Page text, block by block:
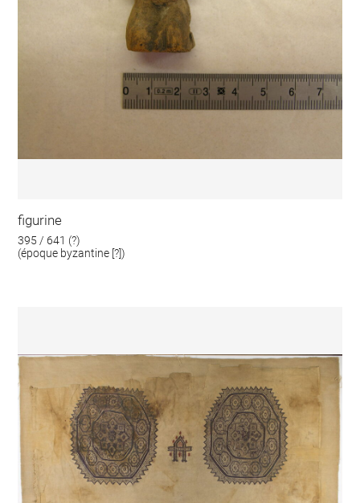
figurine
395 / 641 (?)
(époque byzantine [?])